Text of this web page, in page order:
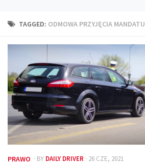
Technika jazdy
Kalkulatory
Przelicznik mocy
Auto z niemiec
Galerie
TAGGED: ODMOWA PRZYJĘCIA MANDATU
PRAWO · BY DAILY DRIVER · 26 CZE, 2021